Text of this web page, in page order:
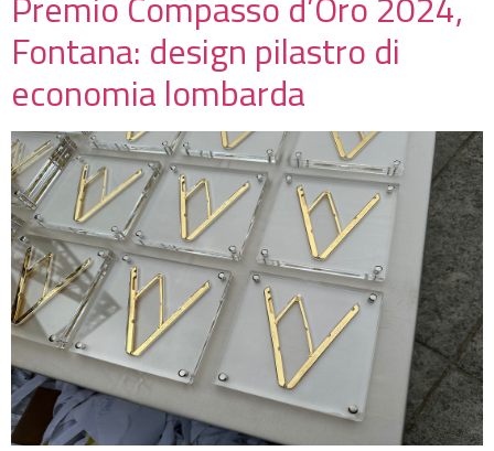
Fontana: design pilastro di
economia lombarda